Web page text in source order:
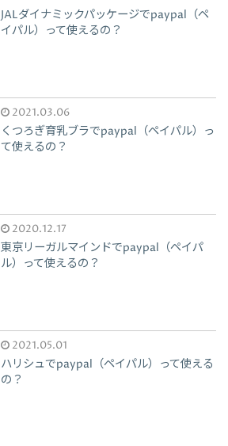
JALダイナミックパッケージでpaypal（ペ
イパル）って使えるの？
2021.03.06
くつろぎ育乳ブラでpaypal（ペイパル）っ
て使えるの？
2020.12.17
東京リーガルマインドでpaypal（ペイパ
ル）って使えるの？
2021.05.01
ハリシュでpaypal（ペイパル）って使える
の？